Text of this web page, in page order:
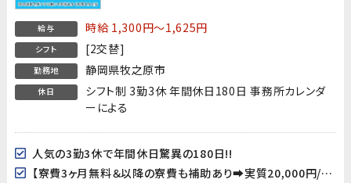
給与 時給 1,300円～1,625円
シフト [2交替]
勤務地 静岡県牧之原市
休日
シフト制 3勤3休 年間休日180日 事務所カレンダ
ーによる
人気の3勤3休で年間休日驚異の180日!!
【寮費3ヶ月無料＆以降の寮費も補助あり➡実質20,000円/月!】